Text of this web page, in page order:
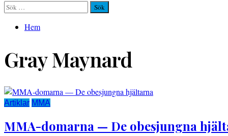
Sök
efter:
Hem
Gray Maynard
Artiklar MMA
MMA-domarna — De obesjungna